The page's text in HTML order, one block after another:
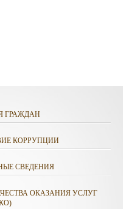
ГРАЖДАН
КОРРУПЦИИ
СВЕДЕНИЯ
ОКАЗАНИЯ УСЛУГ